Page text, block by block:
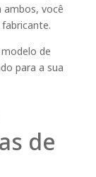
ambos, você
de
para a sua
de